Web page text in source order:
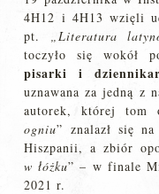
4H12 i 4H13 wzięli
pt. „Literatura
toczyło się wokół
pisarki i
uznawana za jedną z
autorek, której tom
ogniu” znalazł się
Hiszpanii, a zbiór
w łóżku” – w finale
2021 r.